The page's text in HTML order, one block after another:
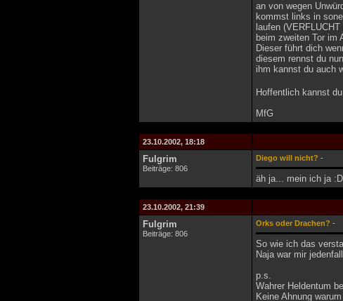
an von wegen
kommst links in
laufen
beim zweiten Tor im
Dieser führt dich
diesem rennst du
ihm kannst du auch
Hoffentlich kannst
MfG
23.10.2002, 18:18
Fulgrim
Beiträge: 806
Diego will nicht? -
äh ja... mein ich ja :D
23.10.2002, 21:39
Fulgrim
Beiträge: 806
Orks oder Drachen? -
So wie ich das
Naja war mir
p.s.
Wahrer Heldentum
Keine Ahnung